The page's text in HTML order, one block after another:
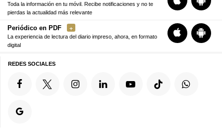
Toda la información en tu móvil. Recibe notificaciones y no te
pierdas la actualidad más relevante
Periódico en PDF
La experiencia de lectura del diario impreso, ahora, en formato
digital
REDES SOCIALES